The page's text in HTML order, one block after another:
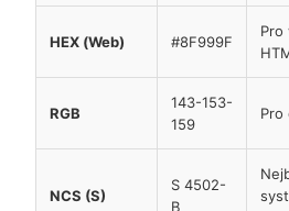
HEX (Web) #8F999F
Pro
RGB
143-153-
159
Pro
NCS (S)
S 4502-
B